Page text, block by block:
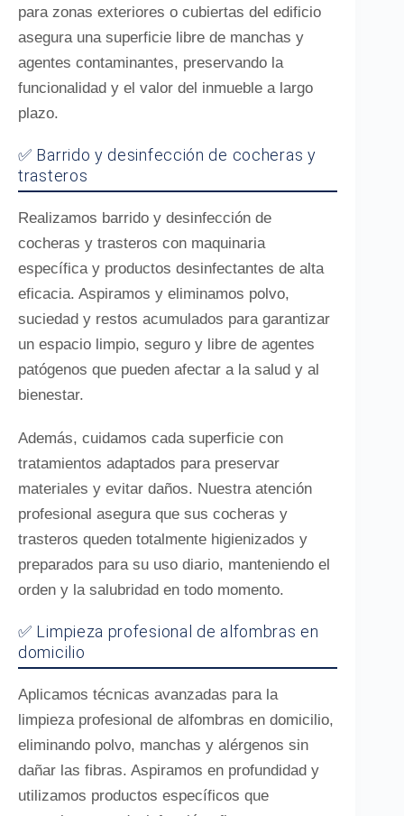
para zonas exteriores o cubiertas del edificio
asegura una superficie libre de manchas y
agentes contaminantes, preservando la
funcionalidad y el valor del inmueble a largo
plazo.
✅ Barrido y desinfección de cocheras y
trasteros
Realizamos barrido y desinfección de
cocheras y trasteros con maquinaria
específica y productos desinfectantes de alta
eficacia. Aspiramos y eliminamos polvo,
suciedad y restos acumulados para garantizar
un espacio limpio, seguro y libre de agentes
patógenos que pueden afectar a la salud y al
bienestar.
Además, cuidamos cada superficie con
tratamientos adaptados para preservar
materiales y evitar daños. Nuestra atención
profesional asegura que sus cocheras y
trasteros queden totalmente higienizados y
preparados para su uso diario, manteniendo el
orden y la salubridad en todo momento.
✅ Limpieza profesional de alfombras en
domicilio
Aplicamos técnicas avanzadas para la
limpieza profesional de alfombras en domicilio,
eliminando polvo, manchas y alérgenos sin
dañar las fibras. Aspiramos en profundidad y
utilizamos productos específicos que